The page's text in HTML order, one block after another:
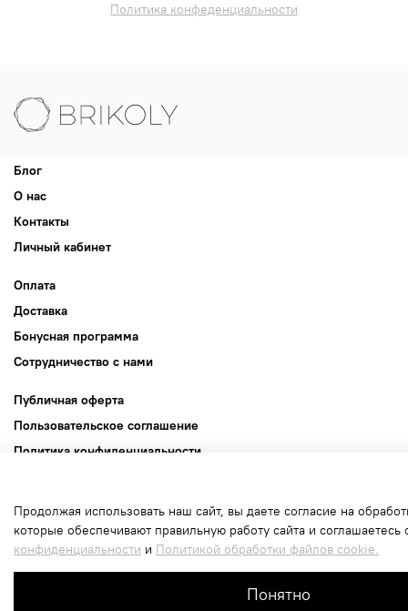
В корзину
Политика конфеденциальности
Блог
О нас
Контакты
Личный кабинет
Оплата
Доставка
Бонусная программа
Сотрудничество с нами
Публичная оферта
Пользовательское соглашение
Политика конфиденциальности
Интернет-магазин создан на inSales
Продолжая использовать наш сайт, вы даете согласие на
которые обеспечивают правильную работу сайта и соглашаетесь
конфиденциальности и Политикой обработки файлов cookie.
Понятно